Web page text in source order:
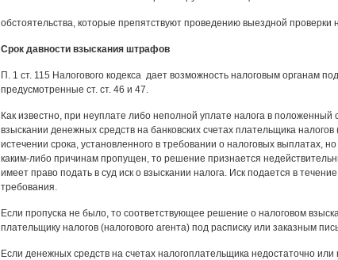
обстоятельства, которые препятствуют проведению выездной
Срок давности взыскания штрафов
П. 1 ст. 115 Налогового кодекса дает возможность налоговым органам
предусмотренные ст. ст. 46 и 47.
Как известно, при неуплате либо неполной уплате налога в
взыскании денежных средств на банковских счетах плательщика
истечении срока, установленного в требовании о налоговых выплатах,
каким-либо причинам пропущен, то решение признается
имеет право подать в суд иск о взыскании налога. Иск подается в
требования.
Если пропуска не было, то соответствующее решение о налоговом
плательщику налогов (налогового агента) под расписку или заказным
Если денежных средств на счетах налогоплательщика недостаточно